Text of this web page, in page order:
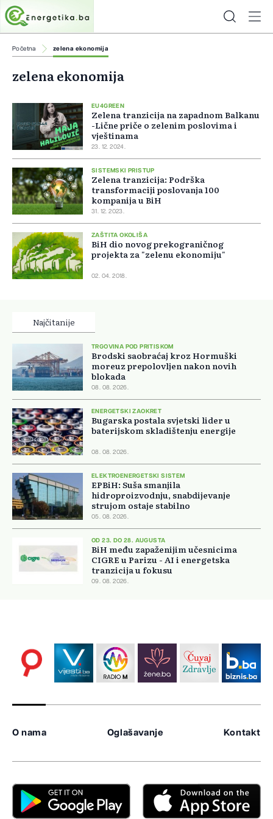
Početna zelena ekonomija
zelena ekonomija
EU4GREEN
Zelena tranzicija na zapadnom Balkanu
-Lične priče o zelenim poslovima i
vještinama
23. 12. 2024.
SISTEMSKI PRISTUP
Zelena tranzicija: Podrška
transformaciji poslovanja 100
kompanija u BiH
31. 12. 2023.
ZAŠTITA OKOLIŠA
BiH dio novog prekograničnog
projekta za "zelenu ekonomiju"
02. 04. 2018.
Najčitanije
TRGOVINA POD PRITISKOM
Brodski saobraćaj kroz Hormuški
moreuz prepolovljen nakon novih
blokada
08. 08. 2026.
ENERGETSKI ZAOKRET
Bugarska postala svjetski lider u
baterijskom skladištenju energije
08. 08. 2026.
ELEKTROENERGETSKI SISTEM
EPBiH: Suša smanjila
hidroproizvodnju, snabdijevanje
strujom ostaje stabilno
05. 08. 2026.
OD 23. DO 28. AUGUSTA
BiH među zapaženijim učesnicima
CIGRE u Parizu - AI i energetska
tranzicija u fokusu
09. 08. 2026.
O nama Oglašavanje Kontakt